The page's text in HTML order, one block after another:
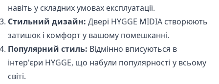
навіть у складних умовах експлуатації.
Стильний дизайн: Двері HYGGE MIDIA створюють
затишок і комфорт у вашому помешканні.
Популярний стиль: Відмінно вписуються в
інтер'єри HYGGE, що набули популярності у всьому
світі.